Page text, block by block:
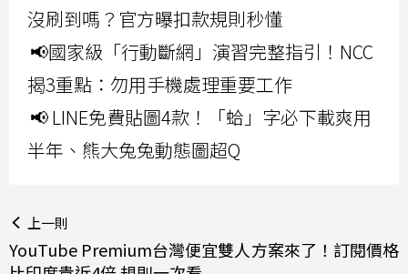
沒刷到嗎？官方曝扣款規則秒懂
📢國家級「行動斷網」演習完整指引！NCC
揭3重點：勿用手機處理重要工作
📢 LINE免費貼圖4款！「蛤」字必下載爽用
半年、熊大兔兔動態圖超Q
上一則
YouTube Premium台灣便宜雙人方案來了！訂閱價格